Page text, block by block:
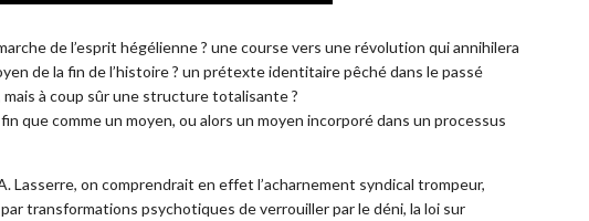
de l’esprit hégélienne ? une course vers une révolution qui annihilera
de la fin de l’histoire ? un prétexte identitaire pêché dans le passé
à coup sûr une structure totalisante ?
que comme un moyen, ou alors un moyen incorporé dans un processus
Lasserre, on comprendrait en effet l’acharnement syndical trompeur,
transformations psychotiques de verrouiller par le déni, la loi sur